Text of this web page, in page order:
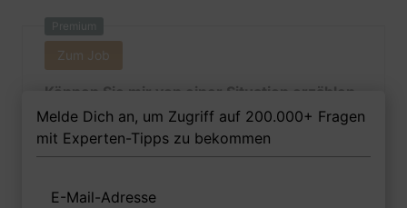
Premium
Zum Job
Können Sie mir von einer Situation erzählen,
in der Sie mit einem Kollegen über die
Behandlung eines Patienten uneinig waren?
Melde Dich an, um Zugriff auf 200.000+ Fragen
mit Experten-Tipps zu bekommen
E-Mail-Adresse